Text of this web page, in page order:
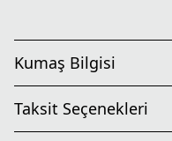
Kumaş Bilgisi
Taksit Seçenekleri